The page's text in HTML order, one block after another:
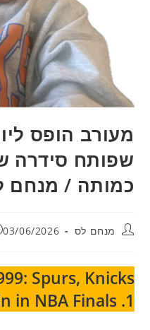
מעורב הופס
שפותח סידרה
כמותה / מנחם
מחבר:מנחם לס פורסם:
03/06/2026
Spurs, Knicks
in NBA Finals .1